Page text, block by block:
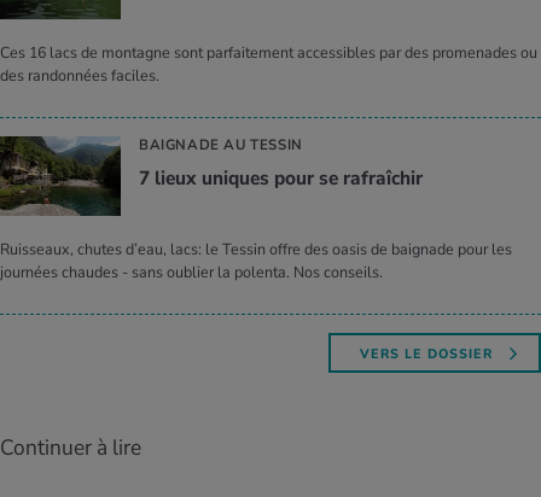
Ces 16 lacs de montagne sont parfaitement accessibles par des promenades ou
des randonnées faciles.
BAIGNADE AU TESSIN
7 lieux uniques pour se rafraî­chir
Ruisseaux, chutes d’eau, lacs: le Tessin offre des oasis de baignade pour les
journées chaudes - sans oublier la polenta. Nos conseils.
VERS LE DOSSIER
Continuer à lire